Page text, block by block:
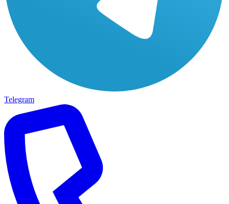
Telegram